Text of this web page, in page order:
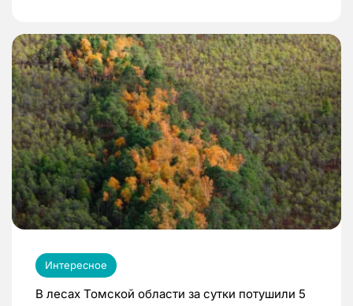
Интересное
В лесах Томской области за сутки потушили 5